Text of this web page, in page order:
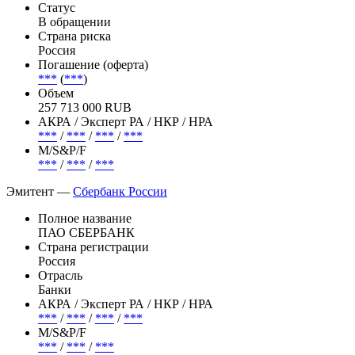
Статус
В обращении
Страна риска
Россия
Погашение (оферта)
*** (***)
Объем
257 713 000 RUB
АКРА / Эксперт РА / НКР / НРА
*** / *** / *** / ***
М/S&P/F
*** / *** / ***
Эмитент — Сбербанк России
Полное название
ПАО СБЕРБАНК
Страна регистрации
Россия
Отрасль
Банки
АКРА / Эксперт РА / НКР / НРА
*** / *** / *** / ***
М/S&P/F
*** / *** / ***